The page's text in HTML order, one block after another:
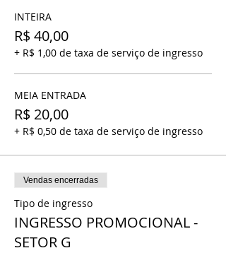
INTEIRA
R$ 40,00
+ R$ 1,00 de taxa de serviço de ingresso
MEIA ENTRADA
R$ 20,00
+ R$ 0,50 de taxa de serviço de ingresso
Vendas encerradas
Tipo de ingresso
INGRESSO PROMOCIONAL -
SETOR G